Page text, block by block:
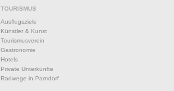
TOURISMUS
Ausflugsziele
Künstler & Kunst
Tourismusverein
Gastronomie
Hotels
Private Unterkünfte
Radwege in Parndorf